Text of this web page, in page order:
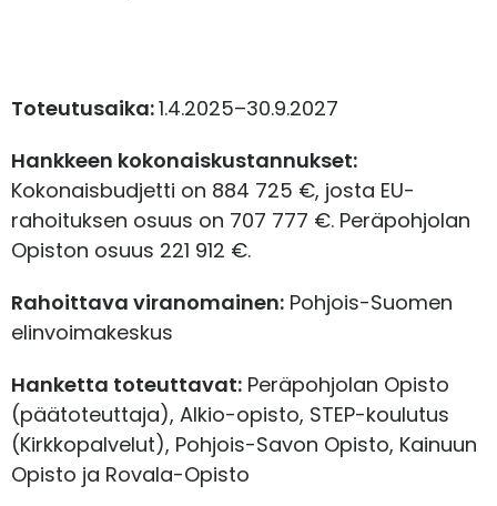
Toteutusaika:1.4.2025–30.9.2027
Hankkeen kokonaiskustannukset:
Kokonaisbudjetti on 884 725 €, josta EU-
rahoituksen osuus on 707 777 €. Peräpohjolan
Opiston osuus 221 912 €.
Rahoittava viranomainen: Pohjois-Suomen
elinvoimakeskus
Hanketta toteuttavat: Peräpohjolan Opisto
(päätoteuttaja), Alkio-opisto, STEP-koulutus
(Kirkkopalvelut), Pohjois-Savon Opisto, Kainuun
Opisto ja Rovala-Opisto